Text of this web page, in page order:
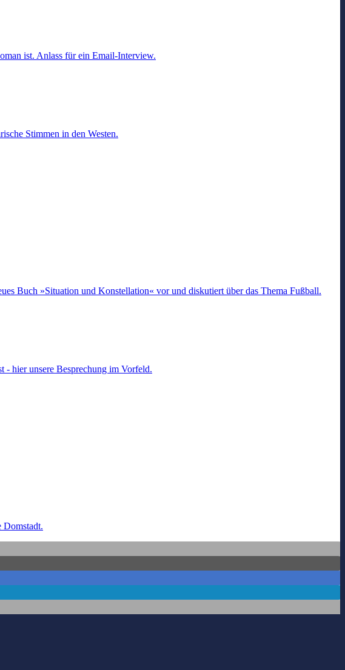
ist. Anlass für ein Email-Interview.
Stimmen in den Westen.
Buch »Situation und Konstellation« vor und diskutiert über das Thema Fußball.
hier unsere Besprechung im Vorfeld.
Domstadt.